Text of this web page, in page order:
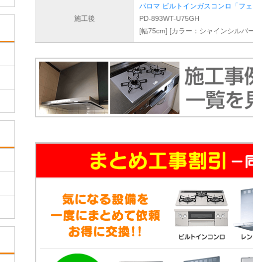
施工後
パロマ ビルトインガスコンロ「フェ
PD-893WT-U75GH
[幅75cm] [カラー：シャインシルバ